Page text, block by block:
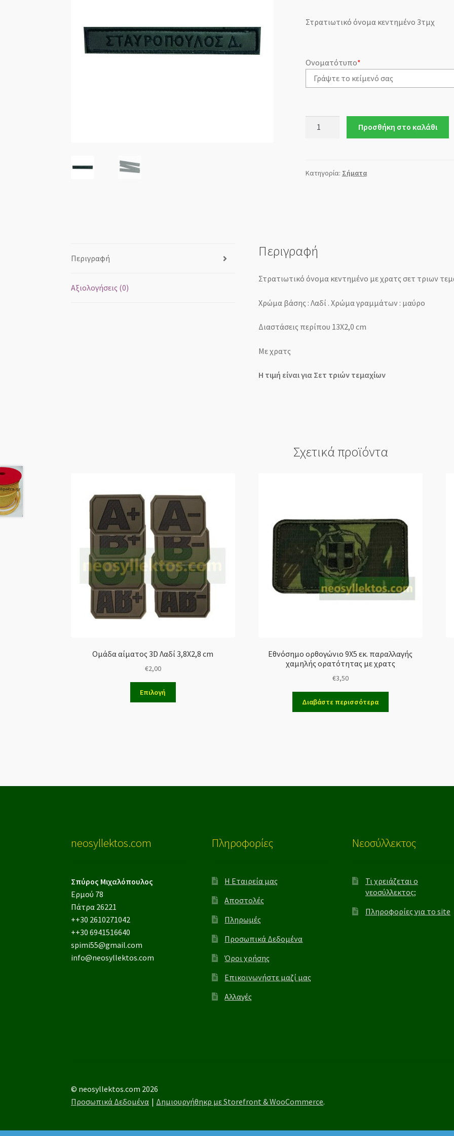
Στρατιωτικό όνομα κεντημένο 3τμχ
Ονοματότυπο*
Προσθήκη στο καλάθι
Κατηγορία: Σήματα
Περιγραφή
Αξιολογήσεις (0)
Περιγραφή
Στρατιωτικό όνομα κεντημένο με χρατς σετ τριων
Χρώμα βάσης : Λαδί . Χρώμα γραμμάτων : μαύρο
Διαστάσεις περίπου 13Χ2,0 cm
Με χρατς
Η τιμή είναι για Σετ τριών τεμαχίων
Σχετικά προϊόντα
Ομάδα αίματος 3D Λαδί 3,8Χ2,8 cm
€2,00
Επιλογή
Εθνόσημο ορθογώνιο 9Χ5 εκ. παραλλαγής
χαμηλής ορατότητας με χρατς
€3,50
Διαβάστε περισσότερα
neosyllektos.com
Σπύρος Μιχαλόπουλος
Ερμού 78
Πάτρα 26221
++30 2610271042
++30 6941516640
spimi55@gmail.com
info@neosyllektos.com
Πληροφορίες
Η Εταιρεία μας
Αποστολές
Πληρωμές
Προσωπικά Δεδομένα
Όροι χρήσης
Επικοινωνήστε μαζί μας
Αλλαγές
Νεοσύλλεκτος
Τι χρειάζεται ο
νεοσύλλεκτος;
Πληροφορίες για το site
© neosyllektos.com 2026
Προσωπικά Δεδομένα
Δημιουργήθηκρ με Storefront & WooCommerce.